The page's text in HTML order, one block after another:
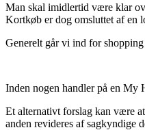
Man skal imidlertid være klar
Kortkøb er dog omsluttet af en
Generelt går vi ind for
Inden nogen handler på en My
Et alternativt forslag kan være
anden revideres af sagkyndige